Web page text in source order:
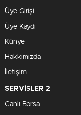
Üye Girişi
Üye Kaydı
Künye
Hakkımızda
İletişim
SERVİSLER 2
Canlı Borsa